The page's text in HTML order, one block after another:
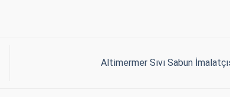
Altimermer Sıvı Sabun